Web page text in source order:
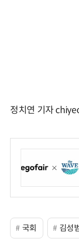
정치연 기자
국회 김성